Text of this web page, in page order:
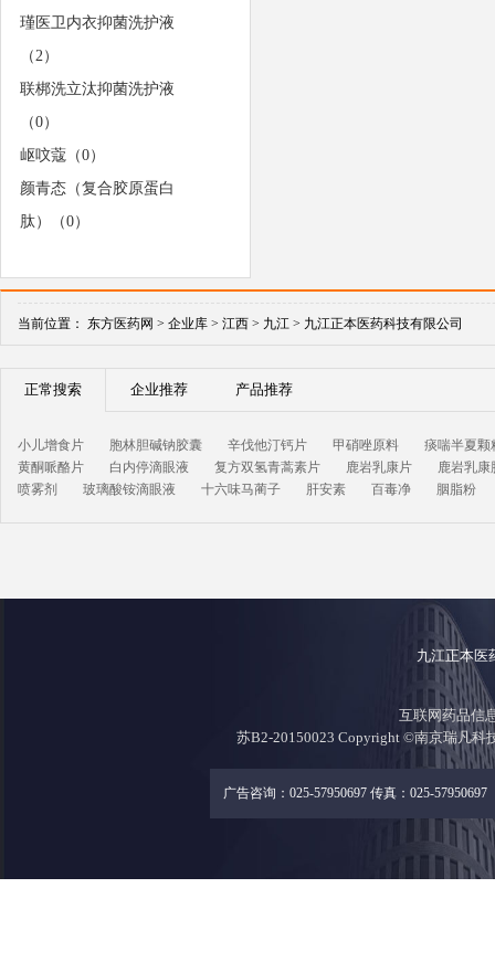
瑾医卫内衣抑菌洗护液
（2）
联梆洗立汰抑菌洗护液
（0）
岖呅蔻（0）
颜青态（复合胶原蛋白
肽）（0）
当前位置： 东方医药网 > 企业库 > 江西 > 九江 > 九江正本医药科技有限公司
正常搜索 企业推荐 产品推荐
小儿增食片 胞林胆碱钠胶囊 辛伐他汀钙片 甲硝唑原料
痰喘半夏颗
黄酮哌酪片
白内停滴眼液 复方双氢青蒿素片 鹿岩乳康片
鹿岩乳康
喷雾剂
玻璃酸铵滴眼液 十六味马蔺子 肝安素 百毒净 胭脂粉
九江正本医
互联网药品信
苏B2-20150023 Copyright ©南京瑞凡科
广告咨询：025-57950697 传真：025-57950697